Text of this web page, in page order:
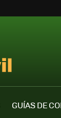
GUÍAS DE